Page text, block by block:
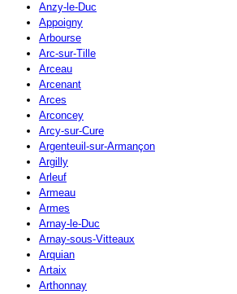
Anzy-le-Duc
Appoigny
Arbourse
Arc-sur-Tille
Arceau
Arcenant
Arces
Arconcey
Arcy-sur-Cure
Argenteuil-sur-Armançon
Argilly
Arleuf
Armeau
Armes
Arnay-le-Duc
Arnay-sous-Vitteaux
Arquian
Artaix
Arthonnay